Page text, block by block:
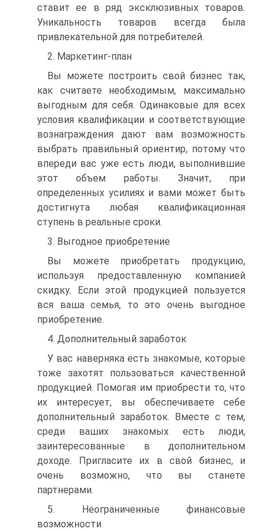
ставит ее в ряд эксклюзивных товаров.
Уникальность товаров всегда была
привлекательной для потребителей.
2. Маркетинг-план
Вы можете построить свой бизнес так,
как считаете необходимым, максимально
выгодным для себя. Одинаковые для всех
условия квалификации и соответствующие
вознаграждения дают вам возможность
выбрать правильный ориентир, потому что
впереди вас уже есть люди, выполнившие
этот объем работы. Значит, при
определенных усилиях и вами может быть
достигнута любая квалификационная
ступень в реальные сроки.
3. Выгодное приобретение
Вы можете приобретать продукцию,
используя предоставленную компанией
скидку. Если этой продукцией пользуется
вся ваша семья, то это очень выгодное
приобретение.
4. Дополнительный заработок
У вас наверняка есть знакомые, которые
тоже захотят пользоваться качественной
продукцией. Помогая им приобрести то, что
их интересует, вы обеспечиваете себе
дополнительный заработок. Вместе с тем,
среди ваших знакомых есть люди,
заинтересованные в дополнительном
доходе. Пригласите их в свой бизнес, и
очень возможно, что вы станете
партнерами.
5. Неограниченные финансовые
возможности